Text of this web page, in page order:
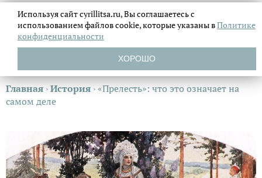
Главная ›История ›«Прелесть»: что это означает на
самом деле
Используя сайт cyrillitsa.ru, Вы соглашаетесь с
использованием файловcookie, которые указаны вПолитике
конфиденциальности
ХОРОШО